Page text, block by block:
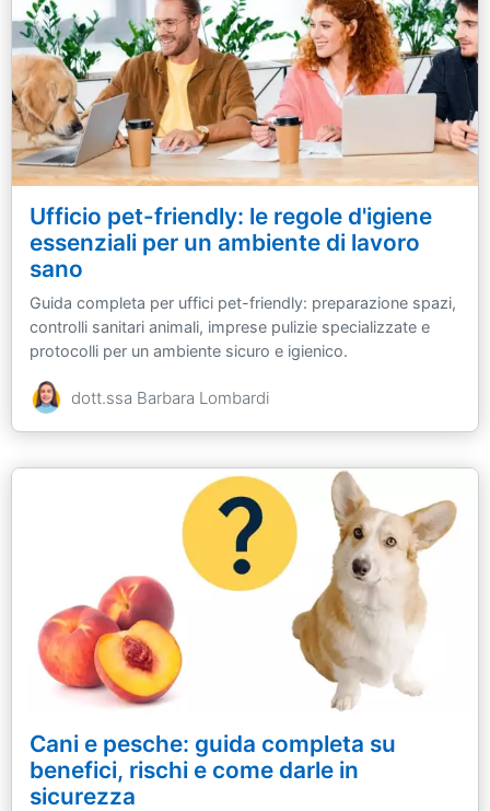
Ufficio pet-friendly: le regole d'igiene
essenziali per un ambiente di lavoro
sano
Guida completa per uffici pet-friendly: preparazione spazi,
controlli sanitari animali, imprese pulizie specializzate e
protocolli per un ambiente sicuro e igienico.
dott.ssa Barbara Lombardi
Cani e pesche: guida completa su
benefici, rischi e come darle in
sicurezza